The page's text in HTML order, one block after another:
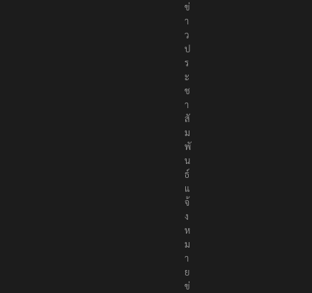
ข่
า
ว
ป
ร
ะ
ช
า
สั
ม
พั
น
ธ์
แ
จ้
ง
ห
ม
า
ย
ข่